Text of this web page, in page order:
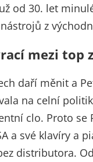
od 30. let
z
mezi top
daří měnit a
na celní
clo. Proto
a své klavíry
distributora.